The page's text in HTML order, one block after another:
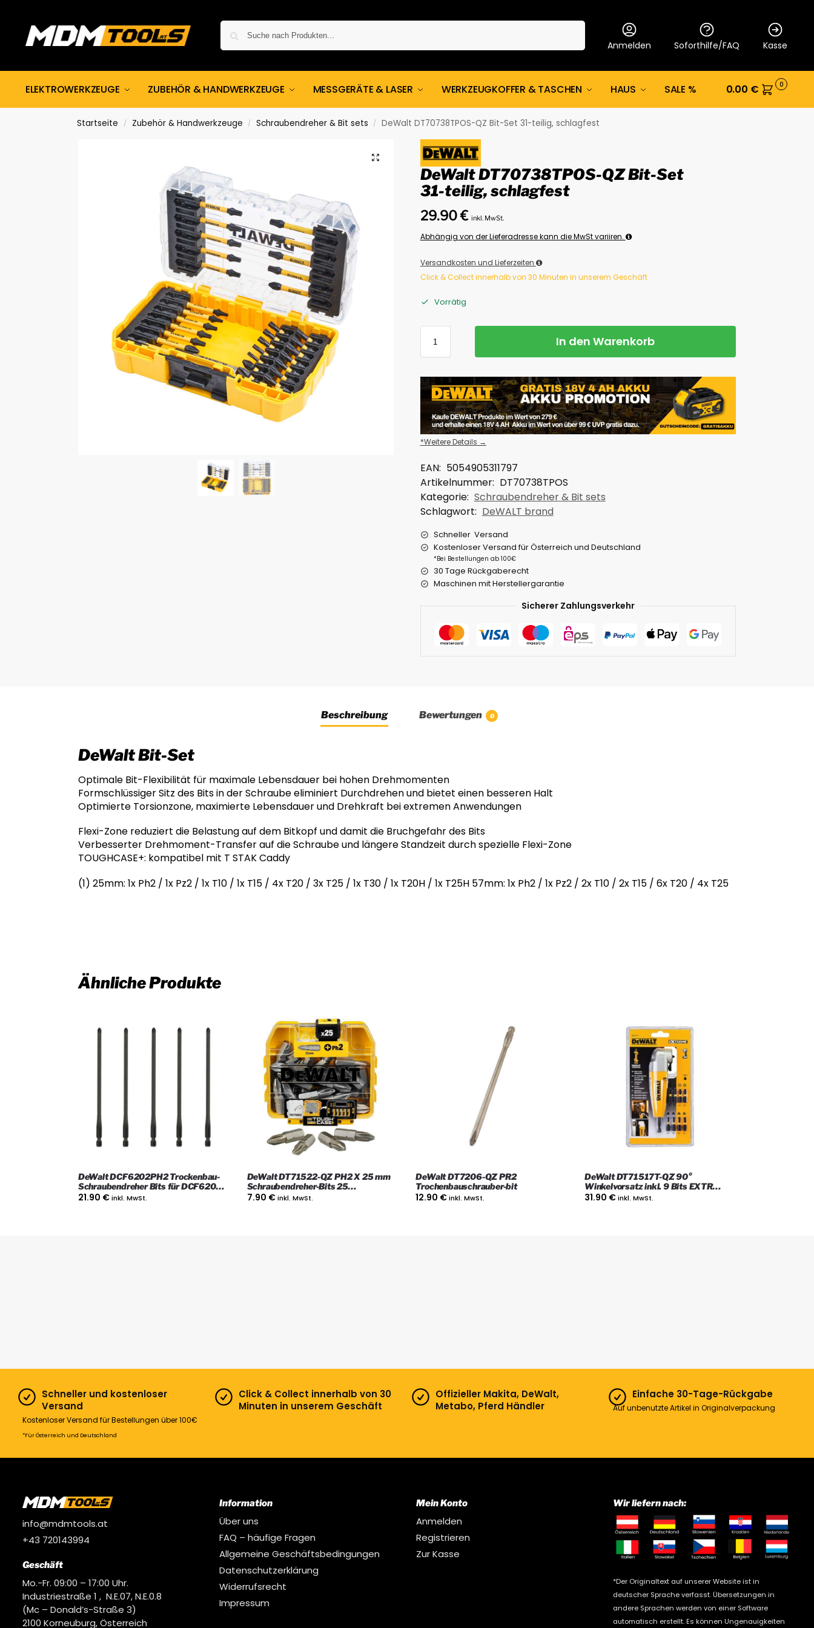
Anmelden Soforthilfe/FAQ Kasse
ELEKTROWERKZEUGE ZUBEHÖR & HANDWERKZEUGE MESSGERÄTE & LASER WERKZEUGKOFFER & TASCHEN HAUS SALE % 0.00 € 0
Startseite / Zubehör & Handwerkzeuge / Schraubendreher & Bit sets / DeWalt DT70738TPOS-QZ Bit-Set 31-teilig, schlagfest
DeWalt DT70738TPOS-QZ Bit-Set
31-teilig, schlagfest
29.90€ inkl. MwSt.
Abhängig von der Lieferadresse kann die MwSt variiren.
Versandkosten und Lieferzeiten
Click & Collect innerhalb von 30 Minuten in unserem Geschäft
Vorrätig
In den Warenkorb
*Weitere Details →
EAN: 5054905311797
Artikelnummer: DT70738TPOS
Kategorie: Schraubendreher & Bit sets
Schlagwort: DeWALT brand
Schneller Versand
Kostenloser Versand für Österreich und Deutschland
*Bei Bestellungen ab 100€
30 Tage Rückgaberecht
Maschinen mit Herstellergarantie
Sicherer Zahlungsverkehr
Beschreibung Bewertungen 0
DeWalt Bit-Set
Optimale Bit-Flexibilität für maximale Lebensdauer bei hohen Drehmomenten
Formschlüssiger Sitz des Bits in der Schraube eliminiert Durchdrehen und bietet einen besseren Halt
Optimierte Torsionzone, maximierte Lebensdauer und Drehkraft bei extremen Anwendungen
Flexi-Zone reduziert die Belastung auf dem Bitkopf und damit die Bruchgefahr des Bits
Verbesserter Drehmoment-Transfer auf die Schraube und längere Standzeit durch spezielle Flexi-Zone
TOUGHCASE+: kompatibel mit T STAK Caddy
(1) 25mm: 1x Ph2 / 1x Pz2 / 1x T10 / 1x T15 / 4x T20 / 3x T25 / 1x T30 / 1x T20H / 1x T25H 57mm: 1x Ph2 / 1x Pz2 / 2x T10 / 2x T15 / 6x T20 / 4x T25
Ähnliche Produkte
DeWalt DCF6202PH2 Trockenbau-
Schraubendreher Bits für DCF6202
Trockenbau-Schraubendreher 5stk.
21.90 €inkl. MwSt.
DeWalt DT71522-QZ PH2 X 25 mm
Schraubendreher-Bits 25
Stk.Packung im Flip-Top-Gehäuse
7.90 € inkl. MwSt.
DeWalt DT7206-QZ PR2
Trochenbauschrauber-bit
12.90 € inkl. MwSt.
DeWalt DT71517T-QZ 90°
Winkelvorsatz inkl. 9 Bits EXTR
Impact Torsion
31.90 €inkl. MwSt.
Schneller und kostenloser
Versand
Kostenloser Versand für Bestellungen über 100€
*Für Österreich und Deutschland
Click & Collect innerhalb von 30
Minuten in unserem Geschäft
Offizieller Makita, DeWalt,
Metabo, Pferd Händler
Einfache 30-Tage-Rückgabe
Auf unbenutzte Artikel in Originalverpackung
info@mdmtools.at
+43 720143994
Geschäft
Mo.-Fr. 09:00 – 17:00 Uhr.
Industriestraße 1 , N.E.07, N.E.0.8
(Mc – Donald’s-Straße 3)
2100 Korneuburg, Österreich
Information
Über uns
FAQ – häufige Fragen
Allgemeine Geschäftsbedingungen
Datenschutzerklärung
Widerrufsrecht
Impressum
Mein Konto
Anmelden
Registrieren
Zur Kasse
Wir liefern nach:
*Der Originaltext auf unserer Website ist in
deutscher Sprache verfasst. Übersetzungen in
andere Sprachen werden von einer Software
automatisch erstellt. Es können Ungenauigkeiten